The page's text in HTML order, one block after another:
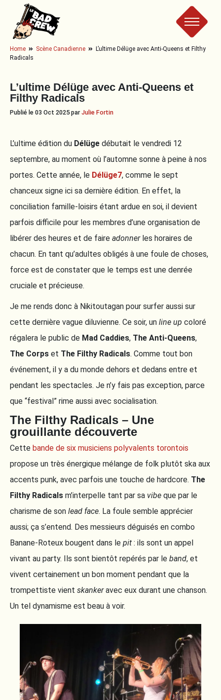
Le
Crew
Home Scène Canadienne
L’ultime Délüge avec Anti-Queens et Filthy
Radicals
L’ultime Délüge avec Anti-Queens et
Filthy Radicals
Publié le 03 Oct 2025 parJulie Fortin
L’ultime édition du Délüge débutait le vendredi 12
septembre, au moment où l’automne sonne à peine à nos
portes. Cette année, le Délüge7, comme le sept
chanceux signe ici sa dernière édition. En effet, la
conciliation famille-loisirs étant ardue en soi, il devient
parfois difficile pour les membres d’une organisation de
libérer des heures et de faire adonnerles horaires de
chacun. En tant qu’adultes obligés à une foule de choses,
force est de constater que le temps est une denrée
cruciale et précieuse.
Je me rends donc à Nikitoutagan pour surfer aussi sur
cette dernière vague diluvienne. Ce soir, un line up coloré
régalera le public de Mad Caddies, The Anti-Queens,
The Corps et The Filthy Radicals. Comme tout bon
événement, il y a du monde dehors et dedans entre et
pendant les spectacles. Je n’y fais pas exception, parce
que “festival” rime aussi avec socialisation.
The Filthy Radicals – Une
grouillante découverte
Cette bande de six musiciens polyvalents torontois
propose un très énergique mélange de folk plutôt ska aux
accents punk, avec parfois une touche de hardcore. The
Filthy Radicals m’interpelle tant par sa vibe que par le
charisme de son lead face. La foule semble apprécier
aussi; ça s’entend. Des messieurs déguisés en combo
Banane-Roteux bougent dans le pit : ils sont un appel
vivant au party. Ils sont bientôt repérés par le band, et
vivent certainement un bon moment pendant que la
trompettiste vient skankeravec eux durant une chanson.
Un tel dynamisme est beau à voir.